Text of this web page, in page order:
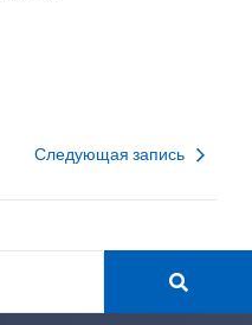
Следующая запись